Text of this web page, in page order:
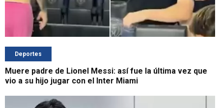
Deportes
Muere padre de Lionel Messi: así fue la última vez que
vio a su hijo jugar con el Inter Miami